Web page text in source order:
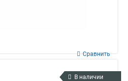
Сравнить
В наличии